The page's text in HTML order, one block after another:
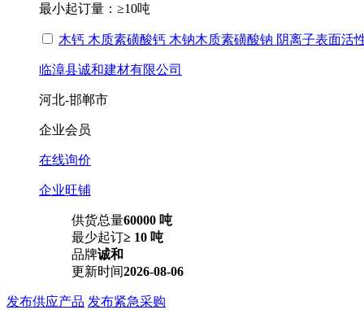
最小起订量： ≥10吨
木钙 木质素磺酸钙 木钠木质素磺酸钠 阴离子表面活
临漳县诚和建材有限公司
河北-邯郸市
企业会员
在线询价
企业旺铺
供货总量60000 吨
最少起订≥ 10 吨
品牌诚和
更新时间2026-08-06
发布供应产品 发布紧急采购